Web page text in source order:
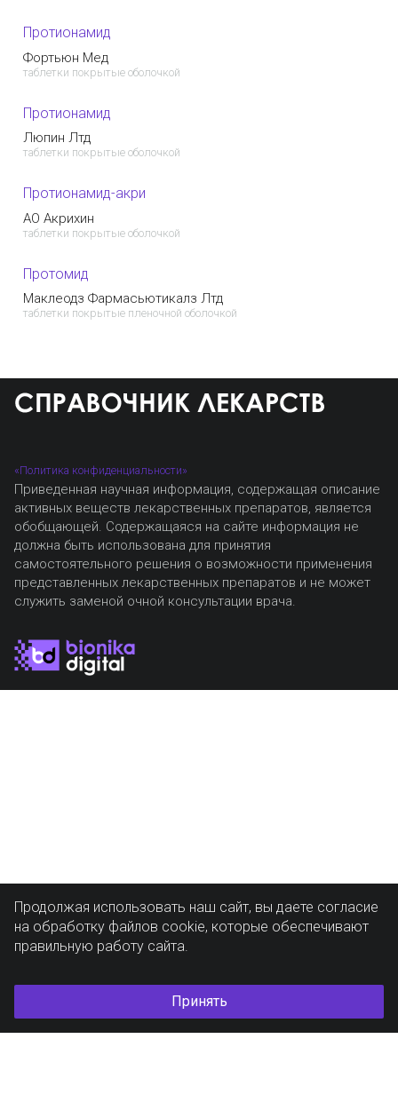
Протионамид
Фортьюн Мед
таблетки покрытые оболочкой
Протионамид
Люпин Лтд
таблетки покрытые оболочкой
Протионамид-акри
АО Акрихин
таблетки покрытые оболочкой
Протомид
Маклеодз Фармасьютикалз Лтд
таблетки покрытые пленочной оболочкой
«Политика конфиденциальности»
Приведенная научная информация, содержащая описание
активных веществ лекарственных препаратов, является
обобщающей. Содержащаяся на сайте информация не
должна быть использована для принятия
самостоятельного решения о возможности применения
представленных лекарственных препаратов и не может
служить заменой очной консультации врача.
Продолжая использовать наш сайт, вы даете согласие
на обработку файлов cookie, которые обеспечивают
правильную работу сайта.
Принять